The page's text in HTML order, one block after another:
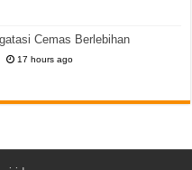
Cemas Berlebihan
17 hours ago